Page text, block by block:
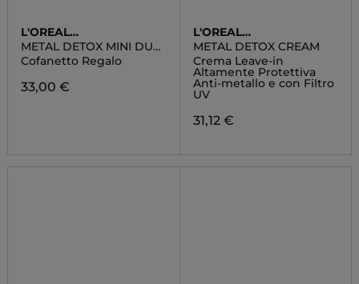
L'OREAL
PROFESSIONNEL
METAL DETOX MINI DUO
KIT
Cofanetto Regalo
33,00 €
L'OREAL
PROFESSIONNEL
METAL DETOX CREAM
Crema Leave-in
Altamente Protettiva
Anti-metallo e con Filtro
UV
31,12 €